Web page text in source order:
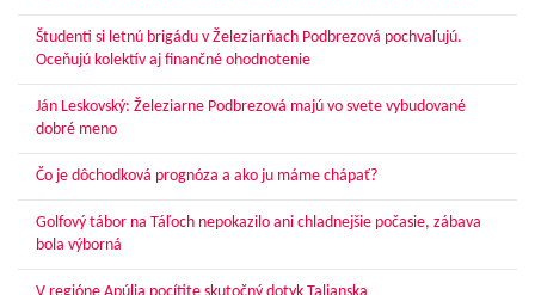
Študenti si letnú brigádu v Železiarňach Podbrezová pochvaľujú.
Oceňujú kolektív aj finančné ohodnotenie
Ján Leskovský: Železiarne Podbrezová majú vo svete vybudované
dobré meno
Čo je dôchodková prognóza a ako ju máme chápať?
Golfový tábor na Táľoch nepokazilo ani chladnejšie počasie, zábava
bola výborná